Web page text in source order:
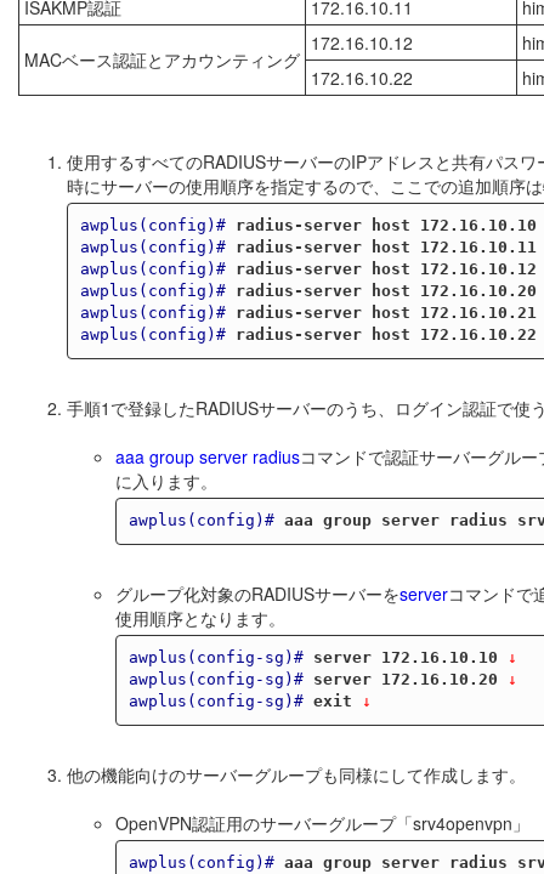
ISAKMP認証 172.16.10.11
MACベース認証とアカウンティング
172.16.10.12
172.16.10.22
使用するすべてのRADIUSサーバーのIPアドレスと共有パス
時にサーバーの使用順序を指定するので、ここでの追加順序
awplus(config)#
radius-server host 172.16.10.10
awplus(config)#
radius-server host 172.16.10.11
awplus(config)#
radius-server host 172.16.10.12
awplus(config)#
radius-server host 172.16.10.20
awplus(config)#
radius-server host 172.16.10.21
awplus(config)#
radius-server host 172.16.10.22
手順1で登録したRADIUSサーバーのうち、ログイン認証で
aaa group server radiusコマンドで認証サーバーグル
に入ります。
awplus(config)# aaa group server radius
グループ化対象のRADIUSサーバーをserverコマンドで
使用順序となります。
awplus(config-sg)# server 172.16.10.10 ↓
awplus(config-sg)#
server 172.16.10.20 ↓
awplus(config-sg)# exit ↓
他の機能向けのサーバーグループも同様にして作成します。
OpenVPN認証用のサーバーグループ「srv4openvpn」
awplus(config)# aaa group server radius